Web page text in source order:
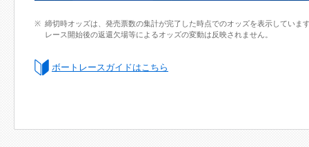
締切時オッズは、発売票数の集計が完了した時点でのオッズを表示していま
レース開始後の返還欠場等によるオッズの変動は反映されません。
ボートレースガイドはこちら